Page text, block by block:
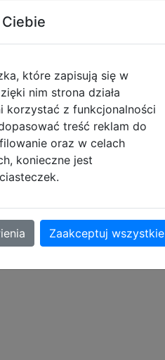
które zapisują się w
nim strona działa
korzystać z funkcjonalności
treść reklam do
oraz w celach
konieczne jest
Zaakceptuj wszystkie